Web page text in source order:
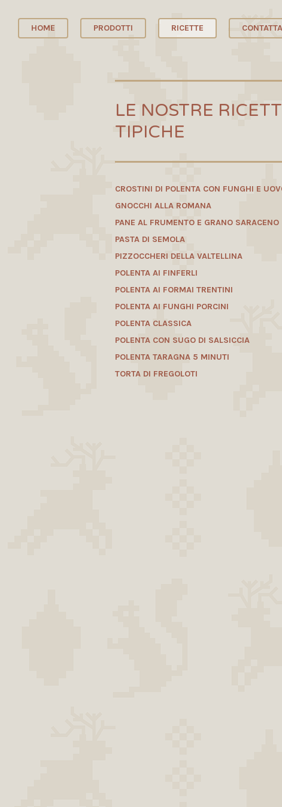
HOME PRODOTTI RICETTE
LE NOSTRE
TIPICHE
CROSTINI DI POLENTA CON FUNGHI E
GNOCCHI ALLA ROMANA
PANE AL FRUMENTO E GRANO SARACENO
PASTA DI SEMOLA
PIZZOCCHERI DELLA VALTELLINA
POLENTA AI FINFERLI
POLENTA AI FORMAI TRENTINI
POLENTA AI FUNGHI PORCINI
POLENTA CLASSICA
POLENTA CON SUGO DI SALSICCIA
POLENTA TARAGNA 5 MINUTI
TORTA DI FREGOLOTI